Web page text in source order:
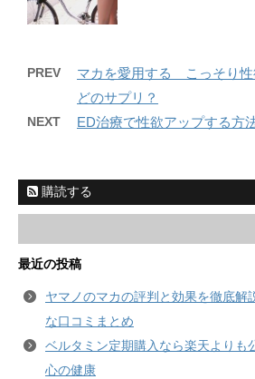
PREV
マカを愛用する こっそり性
どのサプリ？
NEXT ED治療で性欲アップする方
購読する
最近の投稿
ヤマノのマカの評判と効果を徹底解
な口コミまとめ
ベルタミン定期購入なら楽天よりも
心の健康